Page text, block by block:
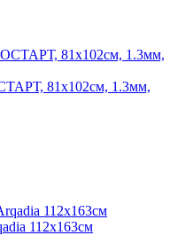
81x102см, 1.3мм,
112х163см